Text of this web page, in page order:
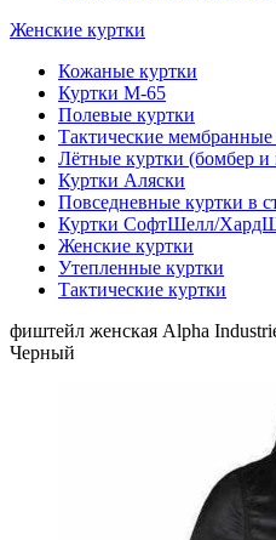
Женские куртки
Кожаные куртки
Куртки М-65
Полевые куртки
Тактические мембранные
Лётные куртки (бомбер и
Куртки Аляски
Повседневные куртки в
Куртки СофтШелл/
Женские куртки
Утепленные куртки
Тактические куртки
фиштейл женская Alpha
Черный